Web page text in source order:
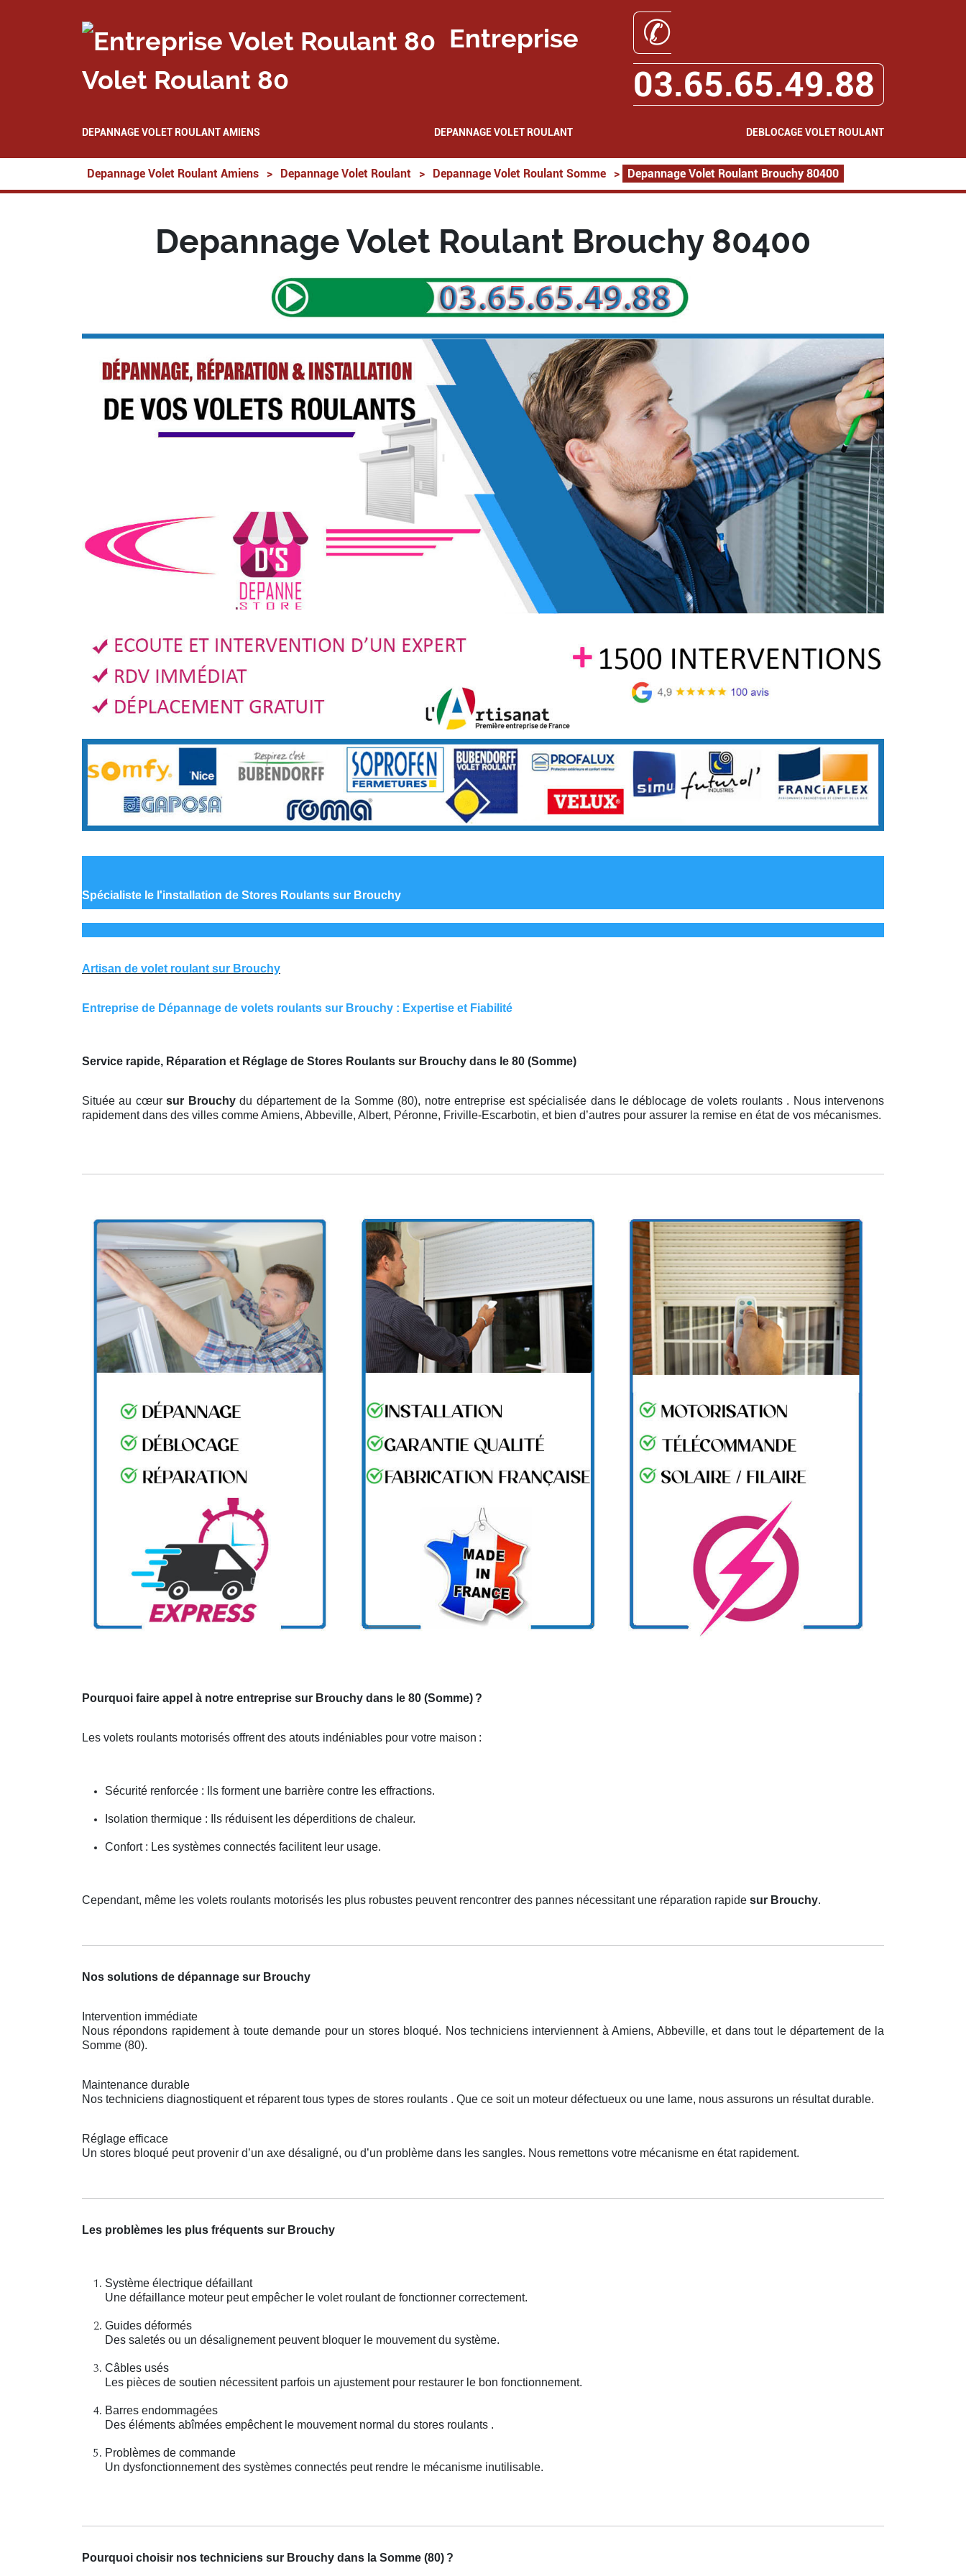
Entreprise
Volet Roulant 80
✆
03.65.65.49.88
DEPANNAGE VOLET ROULANT AMIENS DEPANNAGE VOLET ROULANT DEBLOCAGE VOLET ROULANT
Depannage Volet Roulant Amiens > Depannage Volet Roulant > Depannage Volet Roulant Somme > Depannage Volet Roulant Brouchy 80400
Depannage Volet Roulant Brouchy 80400
Spécialiste le l'installation de Stores Roulants sur Brouchy
Artisan de volet roulant sur Brouchy
Entreprise de Dépannage de volets roulants sur Brouchy : Expertise et Fiabilité
Service rapide, Réparation et Réglage de Stores Roulants sur Brouchy dans le 80 (Somme)
Située au cœursur Brouchydu département de la Somme (80), notre entreprise est spécialisée dans le déblocage de volets roulants . Nous intervenons
rapidement dans des villes comme Amiens, Abbeville, Albert, Péronne, Friville-Escarbotin, et bien d’autres pour assurer la remise en état de vos mécanismes.
Pourquoi faire appel à notre entreprise sur Brouchy dans le 80 (Somme) ?
Les volets roulants motorisés offrent des atouts indéniables pour votre maison :
Sécurité renforcée : Ils forment une barrière contre les effractions.
Isolation thermique : Ils réduisent les déperditions de chaleur.
Confort : Les systèmes connectés facilitent leur usage.
Cependant, même les volets roulants motorisés les plus robustes peuvent rencontrer des pannes nécessitant une réparation rapide sur Brouchy.
Nos solutions de dépannage sur Brouchy
Intervention immédiate
Nous répondons rapidement à toute demande pour un stores bloqué. Nos techniciens interviennent à Amiens, Abbeville, et dans tout le département de la
Somme (80).
Maintenance durable
Nos techniciens diagnostiquent et réparent tous types de stores roulants . Que ce soit un moteur défectueux ou une lame, nous assurons un résultat durable.
Réglage efficace
Un stores bloqué peut provenir d’un axe désaligné, ou d’un problème dans les sangles. Nous remettons votre mécanisme en état rapidement.
Les problèmes les plus fréquents sur Brouchy
Système électrique défaillant
Une défaillance moteur peut empêcher le volet roulant de fonctionner correctement.
Guides déformés
Des saletés ou un désalignement peuvent bloquer le mouvement du système.
Câbles usés
Les pièces de soutien nécessitent parfois un ajustement pour restaurer le bon fonctionnement.
Barres endommagées
Des éléments abîmées empêchent le mouvement normal du stores roulants .
Problèmes de commande
Un dysfonctionnement des systèmes connectés peut rendre le mécanisme inutilisable.
Pourquoi choisir nos techniciens sur Brouchy dans la Somme (80) ?